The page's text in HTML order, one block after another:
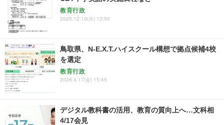
教育行政
2025.12.10(水) 13:50
鳥取県、N-E.X.T.ハイスクール構想で拠点候補4校
を選定
教育行政
2026.4.17(金) 15:45
デジタル教科書の活用、教育の質向上へ…文科相
4/17会見